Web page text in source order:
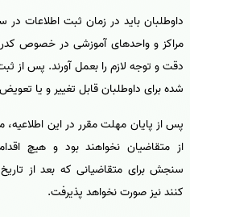
داوطلبان باید در زمان ثبت اطلاعات در
مراکز و واحدهای آموزشی در خصوص
دقت و توجه لازم را بعمل آورند. پس از
شده برای داوطلبان قابل تغییر و یا
پس از پایان مهلت مقرر در این اطلاعیه،
از متقاضیان نخواهند بود و هیچ
سنجش برای متقاضیانی که بعد از
کنند نیز صورت نخواهد پذیرفت.